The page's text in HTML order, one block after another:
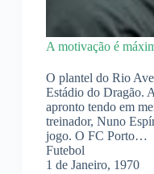
A motivação é
O plantel do Rio
Estádio do Dragão.
apronto tendo em
treinador, Nuno
jogo. O FC Porto…
Futebol
1 de Janeiro, 1970